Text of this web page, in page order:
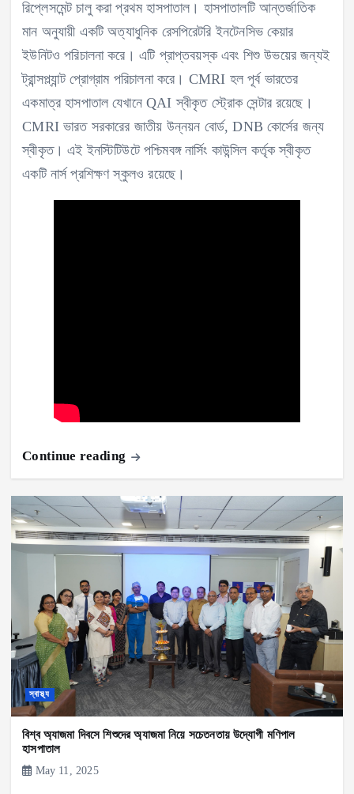
রিপ্লেসমেন্ট চালু করা প্রথম হাসপাতাল। হাসপাতালটি আন্তর্জাতিক
মান অনুযায়ী একটি অত্যাধুনিক রেসপিরেটরি ইনটেনসিভ কেয়ার
ইউনিটও পরিচালনা করে। এটি প্রাপ্তবয়স্ক এবং শিশু উভয়ের জন্যই
ট্রান্সপ্ল্যান্ট প্রোগ্রাম পরিচালনা করে। CMRI হল পূর্ব ভারতের
একমাত্র হাসপাতাল যেখানে QAI স্বীকৃত স্ট্রোক সেন্টার রয়েছে।
CMRI ভারত সরকারের জাতীয় উন্নয়ন বোর্ড, DNB কোর্সের জন্য
স্বীকৃত। এই ইনস্টিটিউটে পশ্চিমবঙ্গ নার্সিং কাউন্সিল কর্তৃক স্বীকৃত
একটি নার্স প্রশিক্ষণ স্কুলও রয়েছে।
Continue reading
স্বাস্থ্য
বিশ্ব অ্যাজমা দিবসে শিশুদের অ্যাজমা নিয়ে সচেতনতায় উদ্যোগী মণিপাল
হাসপাতাল
May 11, 2025